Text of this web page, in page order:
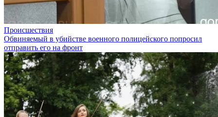
Происшествия
Обвиняемый в убийстве военного полицейского попросил
отправить его на фронт